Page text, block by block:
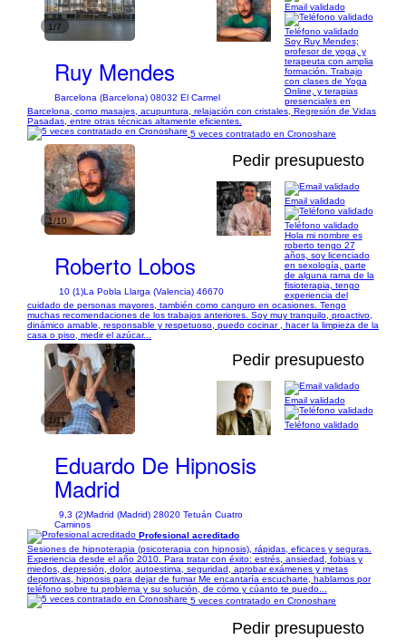
1/7
Ruy Mendes
Barcelona (Barcelona) 08032 El Carmel
Email validado
Teléfono validado
Soy Ruy Mendes;
profesor de yoga, y
terapeuta con amplia
formación. Trabajo
con clases de Yoga
Online, y terapias
presenciales en
Barcelona, como masajes, acupuntura, relajación con cristales, Regresión de Vidas
Pasadas, entre otras técnicas altamente eficientes.
5 veces contratado en Cronoshare
1/10
Pedir presupuesto
Roberto Lobos
10 (1)La Pobla Llarga (Valencia) 46670
Email validado
Teléfono validado
Hola mi nombre es
roberto tengo 27
años, soy licenciado
en sexología, parte
de alguna rama de la
fisioterapia, tengo
experiencia del
cuidado de personas mayores, también como canguro en ocasiones. Tengo
muchas recomendaciones de los trabajos anteriores. Soy muy tranquilo, proactivo,
dinámico amable, responsable y respetuoso, puedo cocinar , hacer la limpieza de la
casa o piso, medir el azúcar...
1/11
Pedir presupuesto
Eduardo De Hipnosis
Madrid
9,3 (2)Madrid (Madrid) 28020 Tetuán Cuatro
Caminos
Email validado
Teléfono validado
Profesional acreditado
Sesiones de hipnoterapia (psicoterapia con hipnosis), rápidas, eficaces y seguras.
Experiencia desde el año 2010. Para tratar con éxito: estrés, ansiedad, fobias y
miedos, depresión, dolor, autoestima, seguridad, aprobar exámenes y metas
deportivas, hipnosis para dejar de fumar Me encantaría escucharte, hablamos por
teléfono sobre tu problema y su solución, de cómo y cúanto te puedo...
5 veces contratado en Cronoshare
Pedir presupuesto